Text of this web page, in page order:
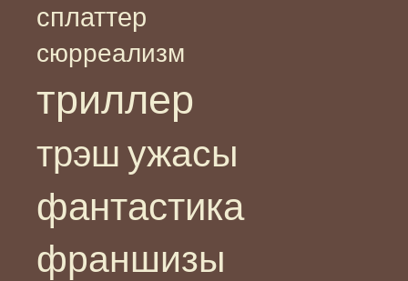
сплаттер
сюрреализм
триллер
трэш ужасы
фантастика
франшизы